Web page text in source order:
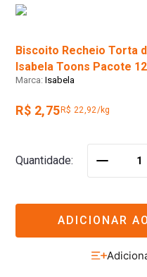
Biscoito Recheio Torta
Isabela Toons Pacote
Isabela
R$ 2,75 R$ 22,92/kg
Quantidade
ADICIONAR